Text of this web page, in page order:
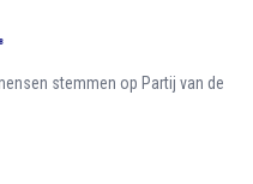
stemmen op Partij van de